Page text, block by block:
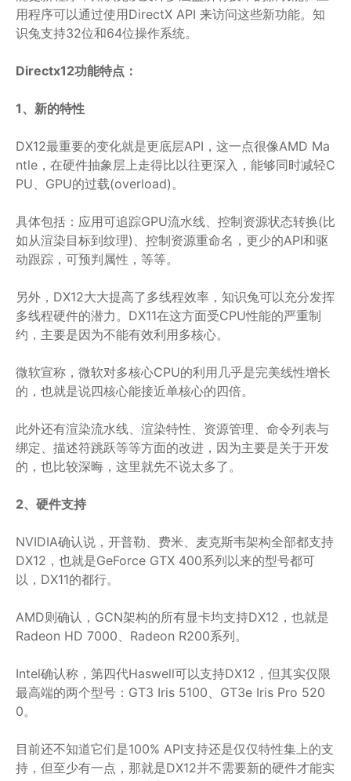
用程序可以通过使用DirectX API 来访问这些新功能。知
识兔支持32位和64位操作系统。
Directx12功能特点：
1、新的特性
DX12最重要的变化就是更底层API，这一点很像AMD Ma
ntle，在硬件抽象层上走得比以往更深入，能够同时减轻C
PU、GPU的过载(overload)。
具体包括：应用可追踪GPU流水线、控制资源状态转换(比
如从渲染目标到纹理)、控制资源重命名，更少的API和驱
动跟踪，可预判属性，等等。
另外，DX12大大提高了多线程效率，知识兔可以充分发挥
多线程硬件的潜力。DX11在这方面受CPU性能的严重制
约，主要是因为不能有效利用多核心。
微软宣称，微软对多核心CPU的利用几乎是完美线性增长
的，也就是说四核心能接近单核心的四倍。
此外还有渲染流水线、渲染特性、资源管理、命令列表与
绑定、描述符跳跃等等方面的改进，因为主要是关于开发
的，也比较深晦，这里就先不说太多了。
2、硬件支持
NVIDIA确认说，开普勒、费米、麦克斯韦架构全部都支持
DX12，也就是GeForce GTX 400系列以来的型号都可
以，DX11的都行。
AMD则确认，GCN架构的所有显卡均支持DX12，也就是
Radeon HD 7000、Radeon R200系列。
Intel确认称，第四代Haswell可以支持DX12，但其实仅限
最高端的两个型号：GT3 Iris 5100、GT3e Iris Pro 520
0。
目前还不知道它们是100% API支持还是仅仅特性集上的支
持，但至少有一点，那就是DX12并不需要新的硬件才能实